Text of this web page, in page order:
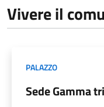
Vivere il
PALAZZO
Sede Gamma